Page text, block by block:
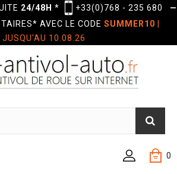
24/48H * +33(0)768 - 235 680
—
AVEC LE CODE SUMMER10
JUSQU'AU 10.08.26
0